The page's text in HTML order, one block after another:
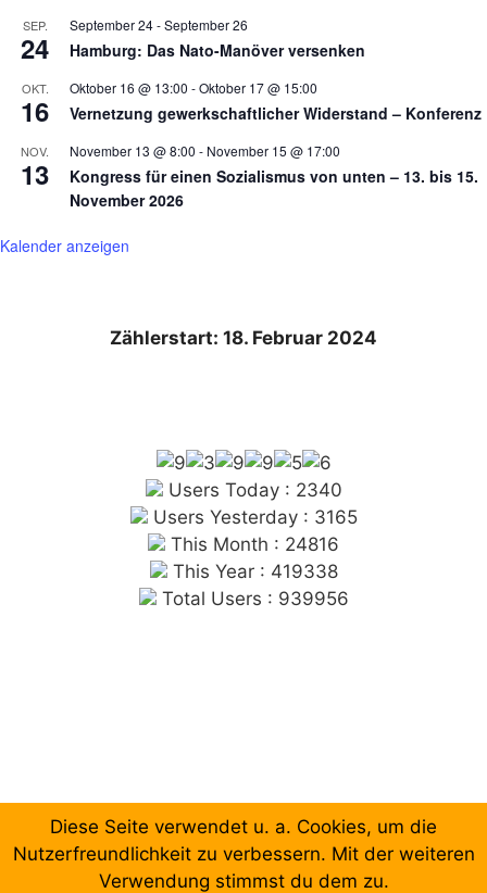
SEP.
24
September 24-September 26
Hamburg: Das Nato-Manöver versenken
OKT.
16
Oktober 16 @ 13:00 -Oktober 17 @ 15:00
Vernetzung gewerkschaftlicher Widerstand – Konferenz
NOV.
13
November 13 @ 8:00 - November 15 @ 17:00
Kongress für einen Sozialismus von unten – 13. bis 15.
November 2026
Kalender anzeigen
Zählerstart: 18. Februar 2024
Users Today : 2340
Users Yesterday : 3165
This Month : 24816
This Year : 419338
Total Users : 939956
Chronologische Aufzählung der Beiträge
Diese Seite verwendet u. a. Cookies, um die
Nutzerfreundlichkeit zu verbessern. Mit der weiteren
Verwendung stimmst du dem zu.